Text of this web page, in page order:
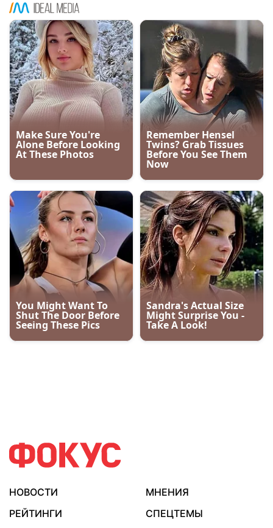
НОВОСТИ
МНЕНИЯ
РЕЙТИНГИ
СПЕЦТЕМЫ